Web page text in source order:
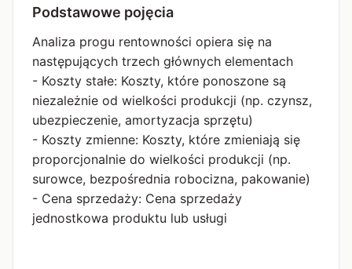
Podstawowe pojęcia
Analiza progu rentowności opiera się na
następujących trzech głównych elementach
- Koszty stałe: Koszty, które ponoszone są
niezależnie od wielkości produkcji (np. czynsz,
ubezpieczenie, amortyzacja sprzętu)
- Koszty zmienne: Koszty, które zmieniają się
proporcjonalnie do wielkości produkcji (np.
surowce, bezpośrednia robocizna, pakowanie)
- Cena sprzedaży: Cena sprzedaży
jednostkowa produktu lub usługi